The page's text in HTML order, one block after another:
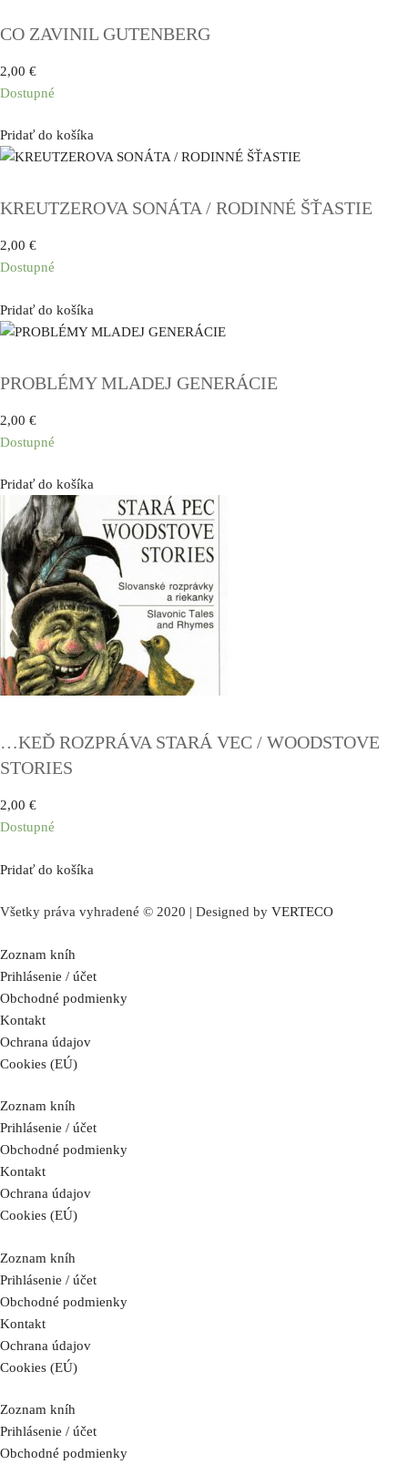
CO ZAVINIL GUTENBERG
2,00 €
Dostupné
Pridať do košíka
KREUTZEROVA SONÁTA / RODINNÉ ŠŤASTIE
2,00 €
Dostupné
Pridať do košíka
PROBLÉMY MLADEJ GENERÁCIE
2,00 €
Dostupné
Pridať do košíka
…KEĎ ROZPRÁVA STARÁ VEC / WOODSTOVE
STORIES
2,00 €
Dostupné
Pridať do košíka
Všetky práva vyhradené © 2020 | Designed by VERTECO
Zoznam kníh
Prihlásenie / účet
Obchodné podmienky
Kontakt
Ochrana údajov
Cookies (EÚ)
Zoznam kníh
Prihlásenie / účet
Obchodné podmienky
Kontakt
Ochrana údajov
Cookies (EÚ)
Zoznam kníh
Prihlásenie / účet
Obchodné podmienky
Kontakt
Ochrana údajov
Cookies (EÚ)
Zoznam kníh
Prihlásenie / účet
Obchodné podmienky